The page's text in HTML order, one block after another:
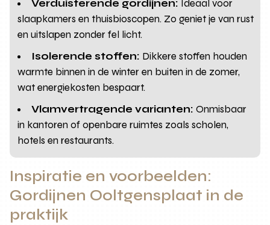
Verduisterende gordijnen: Ideaal voor
slaapkamers en thuisbioscopen. Zo geniet je van rust
en uitslapen zonder fel licht.
Isolerende stoffen: Dikkere stoffen houden
warmte binnen in de winter en buiten in de zomer,
wat energiekosten bespaart.
Vlamvertragende varianten: Onmisbaar
in kantoren of openbare ruimtes zoals scholen,
hotels en restaurants.
Inspiratie en voorbeelden:
Gordijnen Ooltgensplaat in de
praktijk